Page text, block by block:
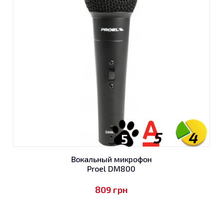
4
5
5
Вокальный микрофон
Proel DM800
809 грн